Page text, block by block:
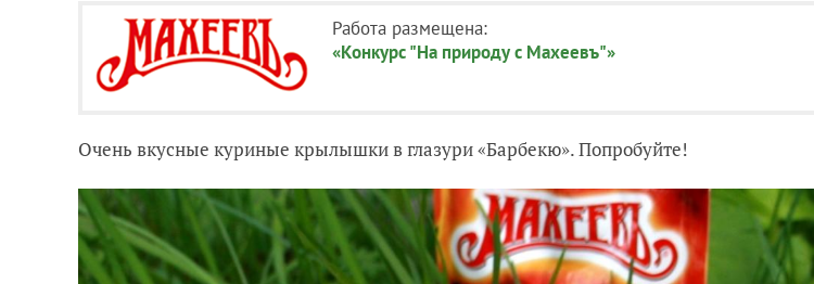
Работа размещена:
«Конкурс "На природу с Махеевъ"»
Очень вкусные куриные крылышки в глазури «Барбекю». Попробуйте!